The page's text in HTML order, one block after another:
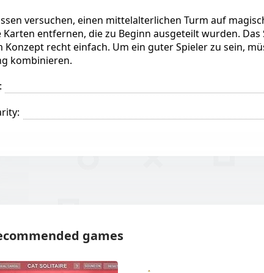
versuchen, einen mittelalterlichen Turm auf
Karten entfernen, die zu Beginn ausgeteilt wurden. Das
Konzept recht einfach. Um ein guter Spieler zu sein,
kombinieren.
games